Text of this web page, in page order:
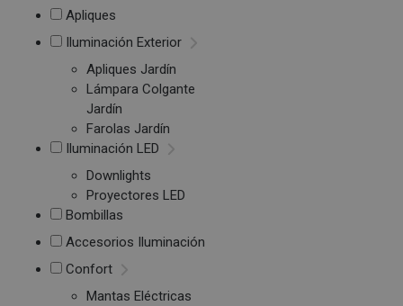
Apliques
Iluminación Exterior
Apliques Jardín
Lámpara Colgante
Jardín
Farolas Jardín
Iluminación LED
Downlights
Proyectores LED
Bombillas
Accesorios Iluminación
Confort
Mantas Eléctricas